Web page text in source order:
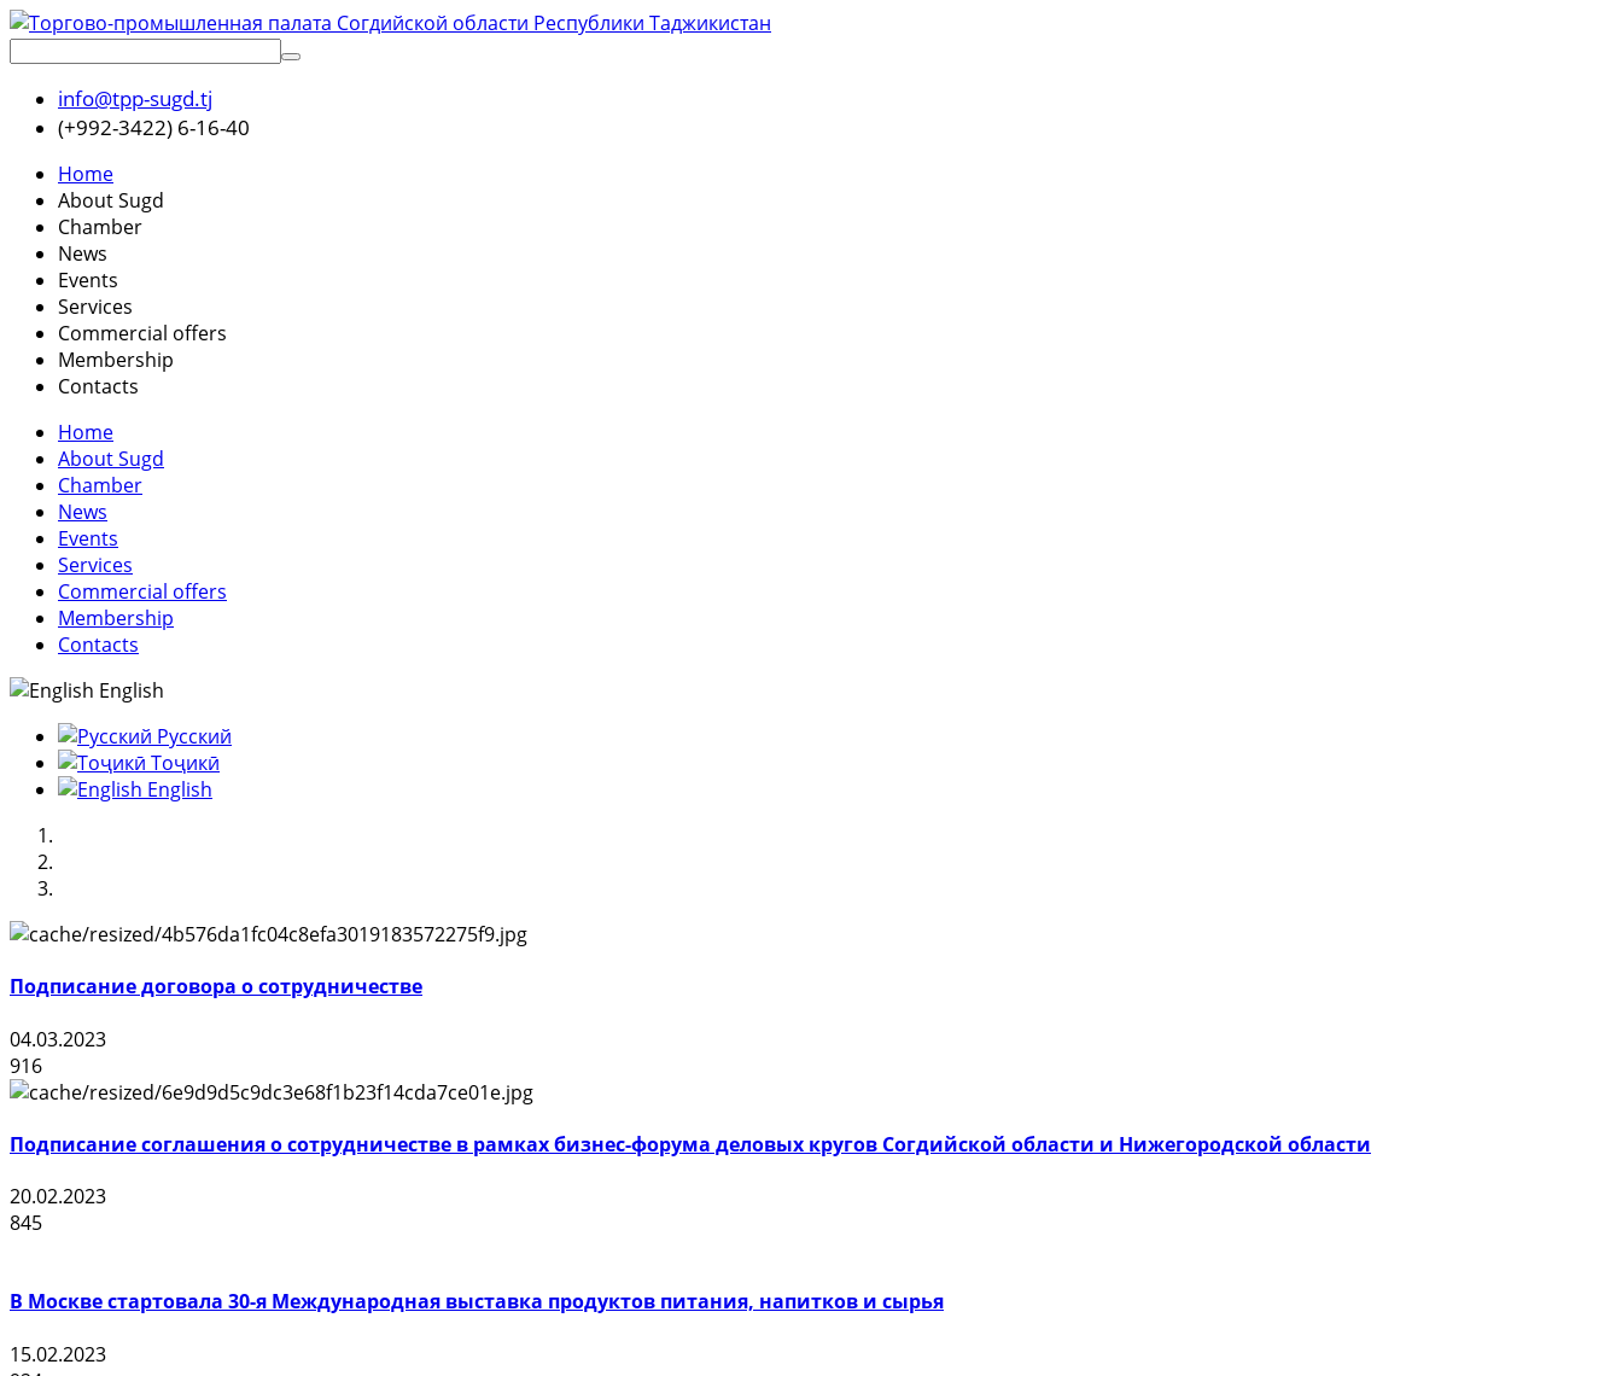
info@tpp-sugd.tj
(+992-3422) 6-16-40
Home
About Sugd
Chamber
News
Events
Services
Commercial offers
Membership
Contacts
Home
About Sugd
Chamber
News
Events
Services
Commercial offers
Membership
Contacts
English
Русский
Тоҷикӣ
English
Подписание договора о сотрудничестве
04.03.2023
916
Подписание соглашения о сотрудничестве в рамках бизнес-форума деловых кругов Согдийской области и Нижегородской области
20.02.2023
845
В Москве стартовала 30-я Международная выставка продуктов питания, напитков и сырья
15.02.2023